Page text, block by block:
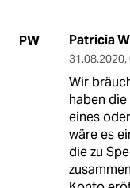
PW Patricia
31.08.2020,
Wir
haben
eines
wäre es
die zu